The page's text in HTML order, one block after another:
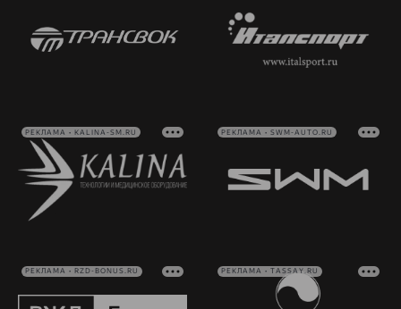
РЕКЛАМА • KALINA-SM.RU РЕКЛАМА • SWM-AUTO.RU
РЕКЛАМА • RZD-BONUS.RU РЕКЛАМА • TASSAY.RU